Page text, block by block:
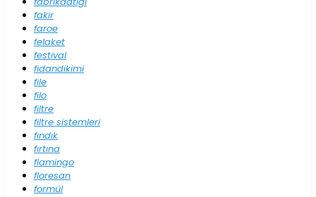
fakir
faroe
felaket
festival
fidandikimi
file
filo
filtre
filtre sistemleri
fındık
fırtına
flamingo
floresan
formül